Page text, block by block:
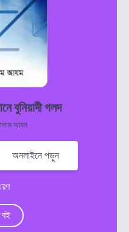
বুনিয়াদী গলদ
আযম
অনলাইনে পড়ুন